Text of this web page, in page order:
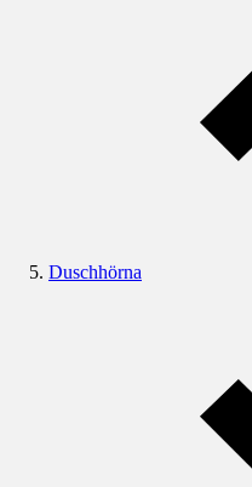
Duschhörna